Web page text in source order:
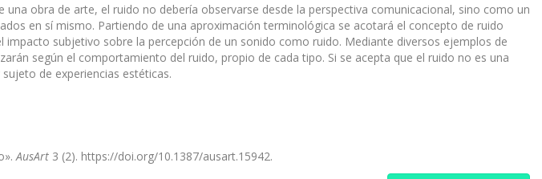
obra de arte, el ruido no debería observarse desde la perspectiva comunicacional, sino como un
en sí mismo. Partiendo de una aproximación terminológica se acotará el concepto de ruido
impacto subjetivo sobre la percepción de un sonido como ruido. Mediante diversos ejemplos de
según el comportamiento del ruido, propio de cada tipo. Si se acepta que el ruido no es una
de experiencias estéticas.
AusArt 3 (2). https://doi.org/10.1387/ausart.15942.